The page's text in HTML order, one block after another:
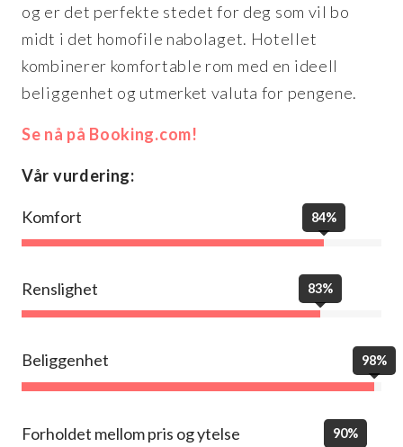
og er det perfekte stedet for deg som vil bo
midt i det homofile nabolaget. Hotellet
kombinerer komfortable rom med en ideell
beliggenhet og utmerket valuta for pengene.
Se nå på Booking.com!
Vår vurdering:
Komfort 84%
Renslighet 83%
Beliggenhet 98%
Forholdet mellom pris og ytelse 90%